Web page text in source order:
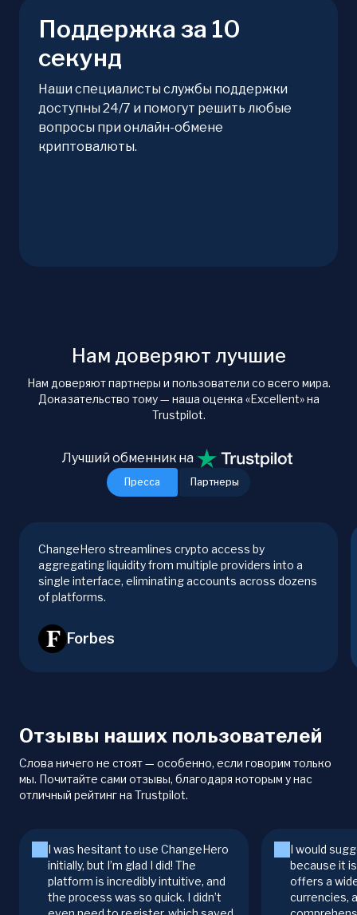
Поддержка за 10
секунд
Наши специалисты службы поддержки
доступны 24/7 и помогут решить любые
вопросы при онлайн-обмене
криптовалюты.
Нам доверяют лучшие
Нам доверяют партнеры и пользователи со всего мира.
Доказательство тому — наша оценка «Excellent» на
Trustpilot.
Пресса Партнеры
Лучший обменник на
ChangeHero streamlines crypto access by
aggregating liquidity from multiple providers into a
single interface, eliminating accounts across dozens
of platforms.
Forbes
Отзывы наших пользователей
Слова ничего не стоят — особенно, если говорим только
мы. Почитайте сами отзывы, благодаря которым у нас
отличный рейтинг на Trustpilot.
I was hesitant to use ChangeHero
initially, but I’m glad I did! The
platform is incredibly intuitive, and
the process was so quick. I didn’t
I would
because it
offers a
currencies,